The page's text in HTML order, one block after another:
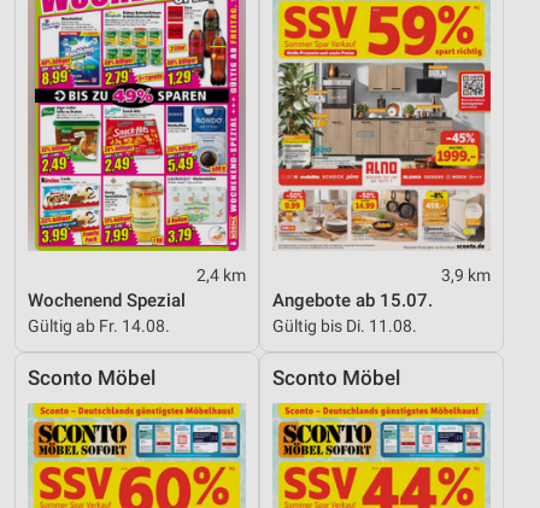
2,4 km
Wochenend Spezial
Gültig ab Fr. 14.08.
3,9 km
Angebote ab 15.07.
Gültig bis Di. 11.08.
Sconto Möbel Sconto Möbel